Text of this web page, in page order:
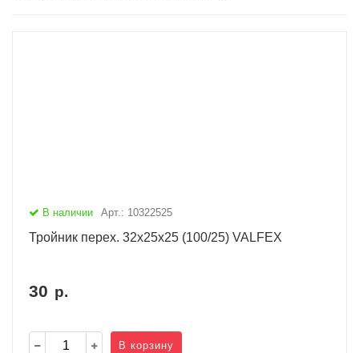
В наличии Арт.: 10322525
Тройник перех. 32х25х25 (100/25) VALFEX
30 р.
В корзину